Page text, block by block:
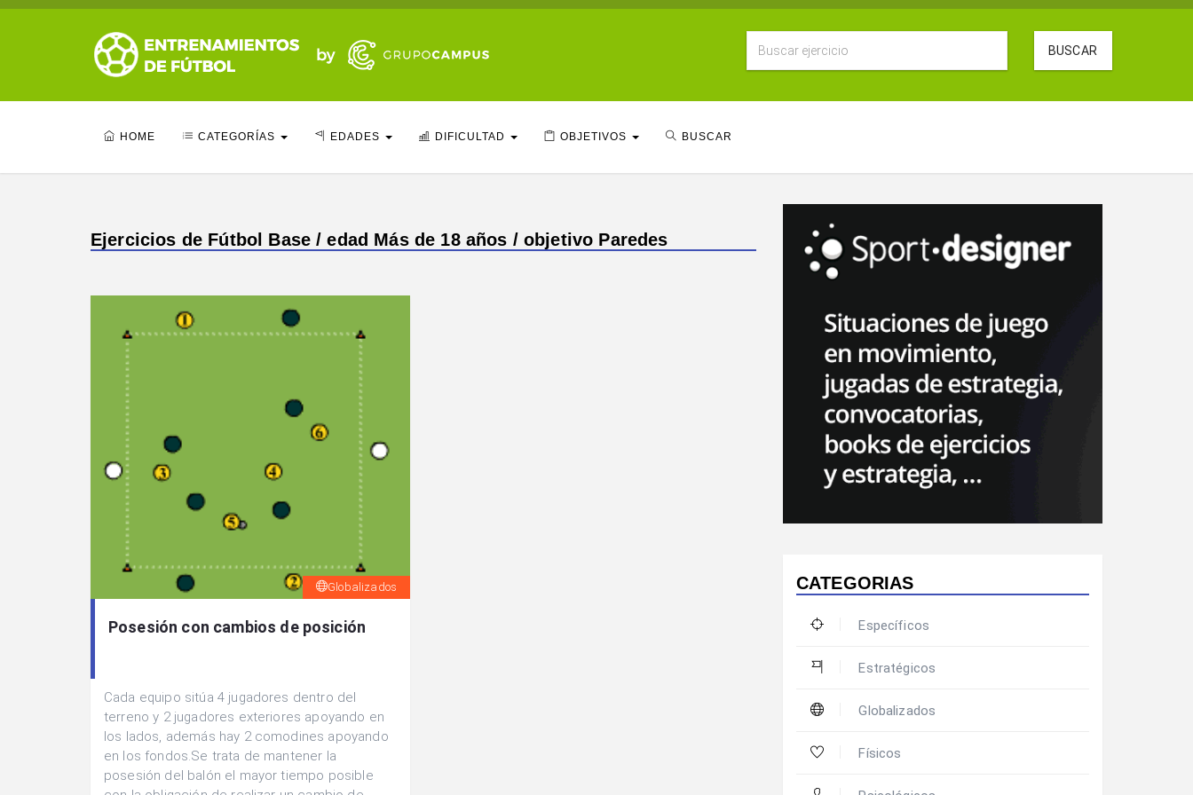
BUSCAR
HOME CATEGORÍAS EDADES DIFICULTAD OBJETIVOS BUSCAR
Ejercicios de Fútbol Base / edad Más de 18 años / objetivo Paredes
Globalizados
Posesión con cambios de posición
Cada equipo sitúa 4 jugadores dentro del
terreno y 2 jugadores exteriores apoyando en
los lados, además hay 2 comodines apoyando
en los fondos.Se trata de mantener la
posesión del balón el mayor tiempo posible
CATEGORIAS
Específicos
Estratégicos
Globalizados
Físicos